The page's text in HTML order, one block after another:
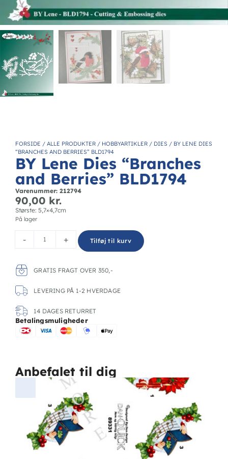
FORSIDE / ALLE PRODUKTER / HOBBYARTIKLER / DIES / BY LENE DIES
“BRANCHES AND BERRIES” BLD1794
BY Lene Dies “Branches
and Berries” BLD1794
Varenummer: 212794
90,00 kr.
Største: 5,7×4,7cm
På lager
- + Tilføj til kurv
GRATIS FRAGT OVER 350,-
LEVERING PÅ 1-2 HVERDAGE
14 DAGES RETURRET
Betalingsmuligheder
Anbefalet til dig